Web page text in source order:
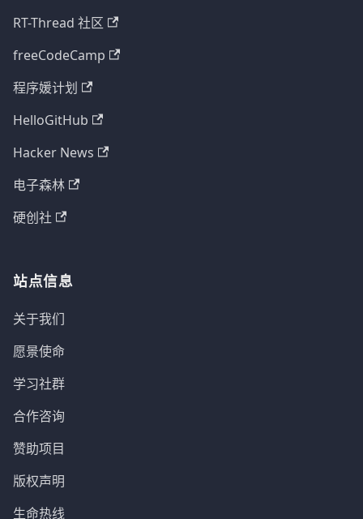
RT-Thread 社区
freeCodeCamp
程序媛计划
HelloGitHub
Hacker News
电子森林
硬创社
站点信息
关于我们
愿景使命
学习社群
合作咨询
赞助项目
版权声明
生命热线